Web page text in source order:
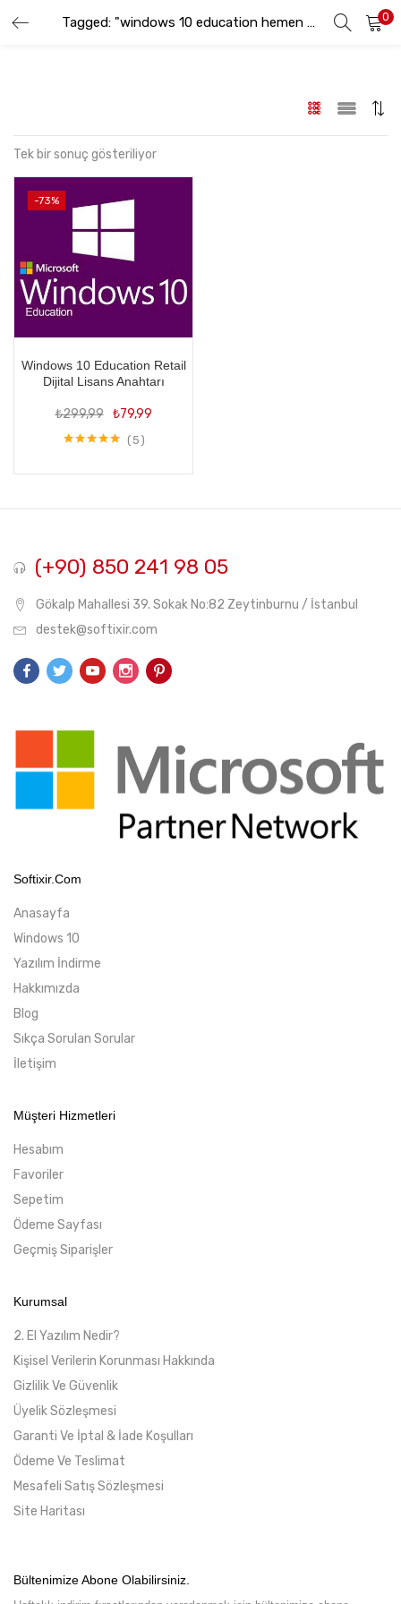
Tagged: "windows 10 education hemen al" 0
GIRIŞ YAP KAYIT OL
Beni hatırla
Şifremi Unuttum
Tek bir sonuç gösteriliyor
-73%
Windows 10 Education Retail
Dijital Lisans Anahtarı
₺299,99 Orijinal
fiyat:
₺299,99.
₺79,99Şu
₺79,99.
5
(+90) 850 241 98 05
Gökalp Mahallesi 39. Sokak No:82 Zeytinburnu / İstanbul
destek@softixir.com
Softixir.com
Anasayfa
Windows 10
Yazılım İndirme
Hakkımızda
Blog
Sıkça Sorulan Sorular
İletişim
Müşteri Hizmetleri
Hesabım
Favoriler
Sepetim
Ödeme Sayfası
Geçmiş Siparişler
Kurumsal
2. El Yazılım Nedir?
Kişisel Verilerin Korunması Hakkında
Gizlilik Ve Güvenlik
Üyelik Sözleşmesi
Garanti Ve İptal & İade Koşulları
Ödeme Ve Teslimat
Mesafeli Satış Sözleşmesi
Site Haritası
Bültenimize Abone Olabilirsiniz.